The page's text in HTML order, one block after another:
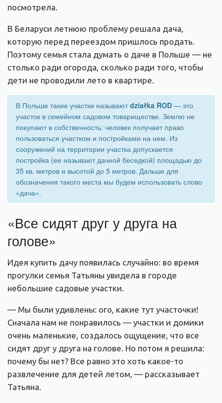
посмотрела.
В Беларуси летнюю проблему решала дача,
которую перед переездом пришлось продать.
Поэтому семья стала думать о даче в Польше — не
столько ради огорода, сколько ради того, чтобы
дети не проводили лето в квартире.
В Польше такие участки называютdziałka ROD — это
участок в семейном садовом товариществе. Землю не
покупают в собственность: человек получает право
пользоваться участком и постройками на нем. Из
сооружений на территории участка допускается
постройка (ее называют дачной беседкой) площадью до
35 кв. метров и высотой до 5 метров. Дальше для
обозначения такого места мы будем использовать слово
«дача».
«Все сидят друг у друга на
голове»
Идея купить дачу появилась случайно: во время
прогулки семья Татьяны увидела в городе
небольшие садовые участки.
— Мы были удивлены: ого, какие тут участочки!
Сначала нам не понравилось — участки и домики
очень маленькие, создалось ощущение, что все
сидят друг у друга на голове. Но потом я решила:
почему бы нет? Все равно это хоть какое-то
развлечение для детей летом, — рассказывает
Татьяна.